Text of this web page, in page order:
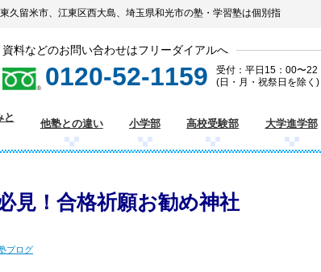
久留米市、江東区西大島、埼玉県和光市の塾・学習塾は個別指
資料などのお問い合わせはフリーダイアルへ
0120-52-1159
受付：平日15：00〜22
(日・月・祝祭日を除く)
と
他塾との違い 小学部 高校受験部 大学進学部
見！合格祈願お勧め神社
ブログ